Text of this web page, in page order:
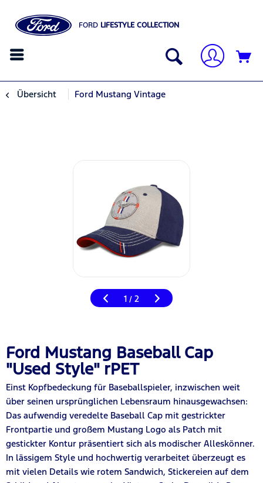
FORD LIFESTYLE COLLECTION
Übersicht Ford Mustang Vintage
1 / 2
Ford Mustang Baseball Cap
"Used Style" rPET
Einst Kopfbedeckung für Baseballspieler, inzwischen weit
über seinen ursprünglichen Lebensraum hinausgewachsen:
Das aufwendig veredelte Baseball Cap mit gestrickter
Frontpartie und großem Mustang Logo als Patch mit
gestickter Kontur präsentiert sich als modischer Alleskönner.
In lässigem Style und hochwertig verarbeitet überzeugt es
mit vielen Details wie rotem Sandwich, Stickereien auf dem